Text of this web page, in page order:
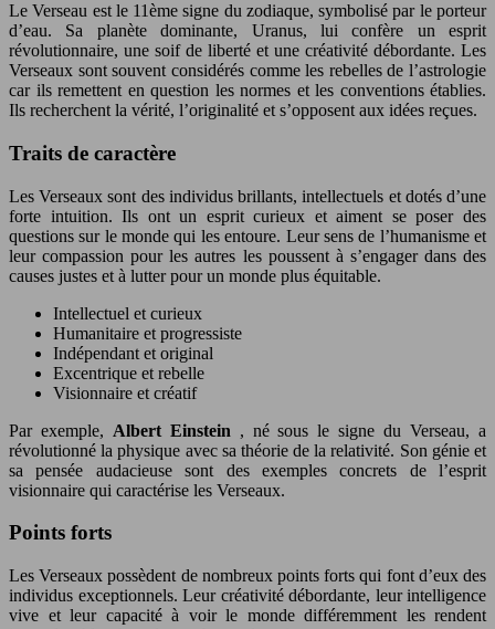
Le Verseau est le 11ème signe du zodiaque, symbolisé par le porteur
d’eau. Sa planète dominante, Uranus, lui confère un esprit
révolutionnaire, une soif de liberté et une créativité débordante. Les
Verseaux sont souvent considérés comme les rebelles de l’astrologie
car ils remettent en question les normes et les conventions établies.
Ils recherchent la vérité, l’originalité et s’opposent aux idées reçues.
Traits de caractère
Les Verseaux sont des individus brillants, intellectuels et dotés d’une
forte intuition. Ils ont un esprit curieux et aiment se poser des
questions sur le monde qui les entoure. Leur sens de l’humanisme et
leur compassion pour les autres les poussent à s’engager dans des
causes justes et à lutter pour un monde plus équitable.
Intellectuel et curieux
Humanitaire et progressiste
Indépendant et original
Excentrique et rebelle
Visionnaire et créatif
Par exemple, Albert Einstein , né sous le signe du Verseau, a
révolutionné la physique avec sa théorie de la relativité. Son génie et
sa pensée audacieuse sont des exemples concrets de l’esprit
visionnaire qui caractérise les Verseaux.
Points forts
Les Verseaux possèdent de nombreux points forts qui font d’eux des
individus exceptionnels. Leur créativité débordante, leur intelligence
vive et leur capacité à voir le monde différemment les rendent